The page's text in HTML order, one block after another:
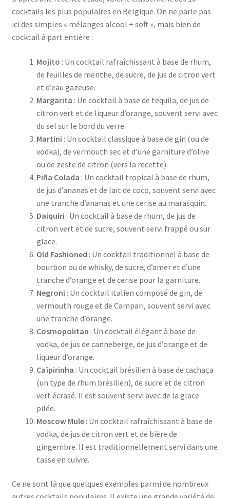
Vie privée
cocktails les plus populaires en Belgique. On ne parle pas
ici des simples « mélanges alcool + soft », mais bien de
cocktail à part entière :
Mojito : Un cocktail rafraîchissant à base de rhum,
de feuilles de menthe, de sucre, de jus de citron vert
et d’eau gazeuse.
Margarita : Un cocktail à base de tequila, de jus de
citron vert et de liqueur d’orange, souvent servi avec
du sel sur le bord du verre.
Martini : Un cocktail classique à base de gin (ou de
vodka), de vermouth sec et d’une garniture d’olive
ou de zeste de citron (vers la recette).
Piña Colada : Un cocktail tropical à base de rhum,
de jus d’ananas et de lait de coco, souvent servi avec
une tranche d’ananas et une cerise au marasquin.
Daiquiri : Un cocktail à base de rhum, de jus de
citron vert et de sucre, souvent servi frappé ou sur
glace.
Old Fashioned : Un cocktail traditionnel à base de
bourbon ou de whisky, de sucre, d’amer et d’une
tranche d’orange et de cerise pour la garniture.
Negroni : Un cocktail italien composé de gin, de
vermouth rouge et de Campari, souvent servi avec
une tranche d’orange.
Cosmopolitan : Un cocktail élégant à base de
vodka, de jus de canneberge, de jus d’orange et de
liqueur d’orange.
Caïpirinha : Un cocktail brésilien à base de cachaça
(un type de rhum brésilien), de sucre et de citron
vert écrasé. Il est souvent servi avec de la glace
pilée.
Moscow Mule: Un cocktail rafraîchissant à base de
vodka, de jus de citron vert et de bière de
gingembre. Il est traditionnellement servi dans une
tasse en cuivre.
Ce ne sont là que quelques exemples parmi de nombreux